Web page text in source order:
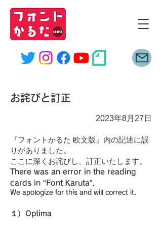
お詫びと訂正
2023年8月27日
『フォントかるた 欧文版』内の記述に誤
りがありました。
ここに深くお詫びし、訂正いたします。
There was an error in the reading
cards in “ Font Karuta”.
We apologize for this and will correct it.
１）​ Optima